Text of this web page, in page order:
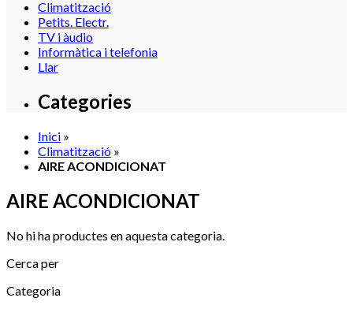
Climatització
Petits. Electr.
TV i àudio
Informàtica i telefonia
Llar
Categories
Inici »
Climatització »
AIRE ACONDICIONAT
AIRE ACONDICIONAT
No hi ha productes en aquesta categoria.
Cerca per
Categoria